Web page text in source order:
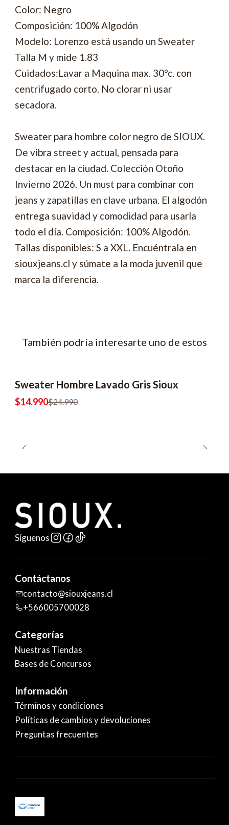
Color: Negro
Composición: 100% Algodón
Modelo: Lorenzo está usando un Sweater
Talla M y mide 1.83
Cuidados:Lavar a Maquina max. 30°c. con
centrifugado corto. No clorar ni usar
secadora.
Sweater para hombre color negro de SIOUX.
De vibra street y actual, pensada para
destacar en la ciudad. Colección Otoño
Invierno 2026. Un must para combinar con
jeans y zapatillas en clave urbana. El algodón
entrega suavidad y comodidad para usarla
todo el día. Composición: 100% Algodón.
Tallas disponibles: S a XXL. Encuéntrala en
siouxjeans.cl y súmate a la moda juvenil que
marca la diferencia.
También podría interesarte uno de estos
-40% OFF
Sweater Hombre Lavado Gris Sioux
$14.990$24.990
Síguenos
Contáctanos
contacto@siouxjeans.cl
+566005700028
Categorías
Nuestras Tiendas
Bases de Concursos
Información
Términos y condiciones
Políticas de cambios y devoluciones
Preguntas frecuentes